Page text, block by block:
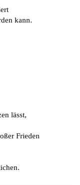
kann.
lässt,
Frieden